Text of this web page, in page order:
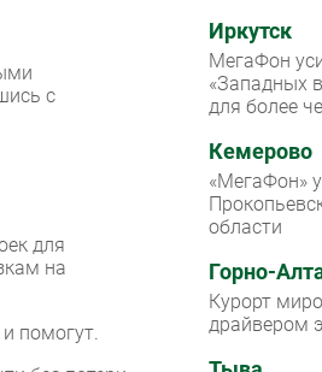
с
для
на
помогут.
Иркутск
МегаФон
«Западных
для более
Кемерово
«МегаФон»
области
Горно-
Курорт
драйвером